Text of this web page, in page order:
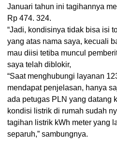
Januari tahun ini tagihannya
Rp 474. 324.
“Jadi, kondisinya tidak bisa isi
yang atas nama saya, kecuali
mau diisi tetiba muncul
saya telah diblokir,
“Saat menghubungi layanan
mendapat penjelasan, hanya
ada petugas PLN yang datang
kondisi listrik di rumah sudah
tagihan listrik kWh meter yang
separuh,” sambungnya.